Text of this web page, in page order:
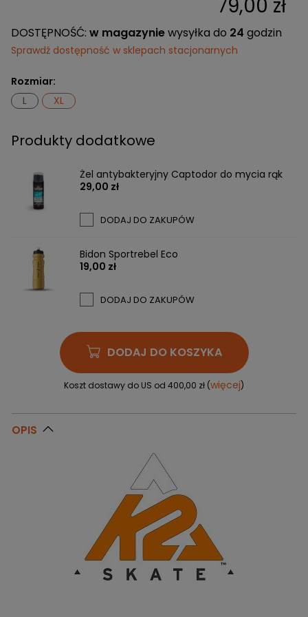
79,00 zł
DOSTĘPNOŚĆ: w magazyniewysyłka do 24 godzin
Sprawdź dostępność w sklepach stacjonarnych
Rozmiar:
L
XL
Produkty dodatkowe
Żel antybakteryjny Captodor do mycia rąk
29,00 zł
DODAJ DO ZAKUPÓW
Bidon Sportrebel Eco
19,00 zł
DODAJ DO ZAKUPÓW
DODAJ DO KOSZYKA
Koszt dostawy do US od 400,00 zł (więcej)
OPIS